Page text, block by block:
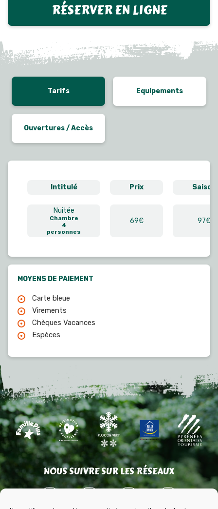
RÉSERVER EN LIGNE
Tarifs Equipements
Ouvertures / Accès
Intitulé Prix Saison
Nuitée
Chambre
4
personnes
69€ 97€
MOYENS DE PAIEMENT
Carte bleue
Virements
Chèques Vacances
Espèces
NOUS SUIVRE SUR LES RÉSEAUX